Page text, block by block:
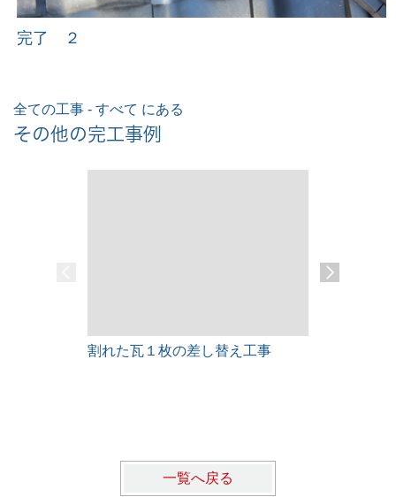
完了 ２
全ての工事 - すべて にある
その他の完工事例
割れた瓦１枚の差し替え工事
一覧へ戻る